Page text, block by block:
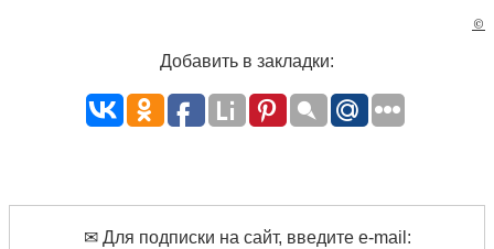
©
Добавить в закладки:
✉ Для подписки на сайт, введите e-mail: